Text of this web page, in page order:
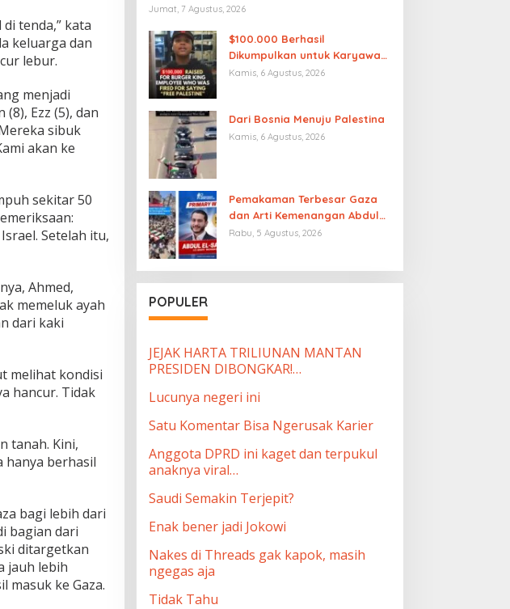
tenda,” kata
keluarga dan
lebur.
menjadi
Ezz (5), dan
sibuk
akan ke
sekitar 50
Setelah itu,
Ahmed,
memeluk ayah
dari kaki
melihat kondisi
hancur. Tidak
tanah. Kini,
hanya berhasil
bagi lebih dari
bagian dari
ditargetkan
jauh lebih
masuk ke Gaza.
Jumat, 7 Agustus, 2026
$100.000 Berhasil
Dikumpulkan untuk Karyawan
Burger King yang Dipecat
Kamis, 6 Agustus, 2026
Dari Bosnia Menuju Palestina
Kamis, 6 Agustus, 2026
Pemakaman Terbesar Gaza
dan Arti Kemenangan Abdul
El-Sayed
Rabu, 5 Agustus, 2026
POPULER
JEJAK HARTA TRILIUNAN MANTAN
PRESIDEN DIBONGKAR!…
Lucunya negeri ini
Satu Komentar Bisa Ngerusak Karier
Anggota DPRD ini kaget dan terpukul
anaknya viral…
Saudi Semakin Terjepit?
Enak bener jadi Jokowi
Nakes di Threads gak kapok, masih
ngegas aja
Tidak Tahu